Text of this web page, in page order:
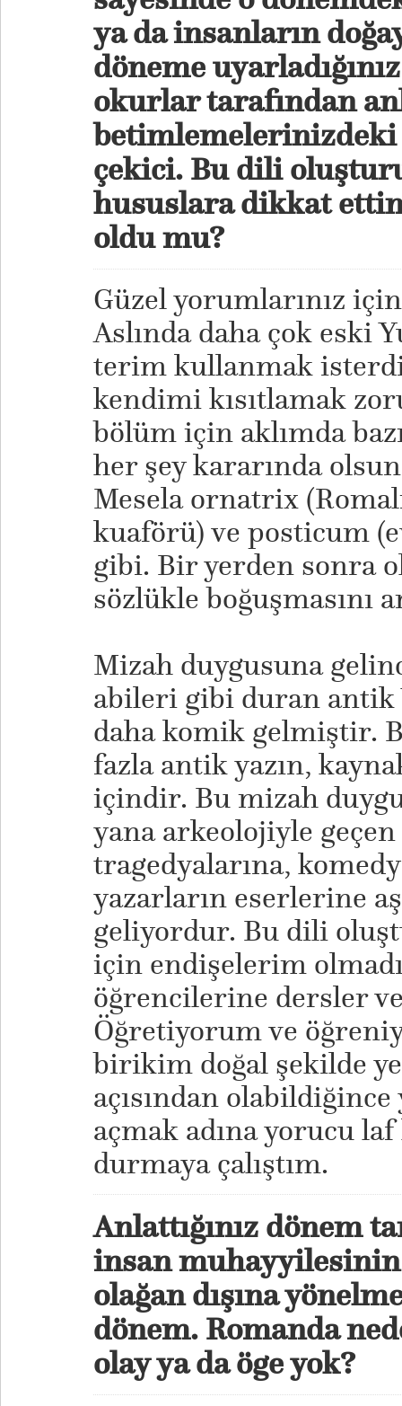
ya da insanların
döneme
okurlar tarafından
çekici. Bu dili
hususlara dikkat
oldu mu?
Güzel yorumlarınız
Aslında daha çok eski
terim kullanmak
kendimi kısıtlamak
bölüm için aklımda
her şey kararında
Mesela ornatrix
kuaförü) ve posticum
gibi. Bir yerden sonra
sözlükle boğuşmasını
​Mizah duygusuna
abileri gibi duran antik
daha komik gelmiştir.
fazla antik yazın,
içindir. Bu mizah
yana arkeolojiyle
tragedyalarına,
yazarların eserlerine
geliyordur. Bu dili
için endişelerim
öğrencilerine dersler
Öğretiyorum ve
birikim doğal şekilde
açısından
açmak adına yorucu laf
durmaya çalıştım.
Anlattığınız dönem
insan
olağan dışına
dönem. Romanda
olay ya da öge yok?